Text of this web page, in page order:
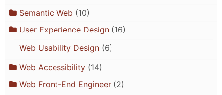
Semantic Web (10)
User Experience Design(16)
Web Usability Design(6)
Web Accessibility(14)
Web Front-End Engineer(2)